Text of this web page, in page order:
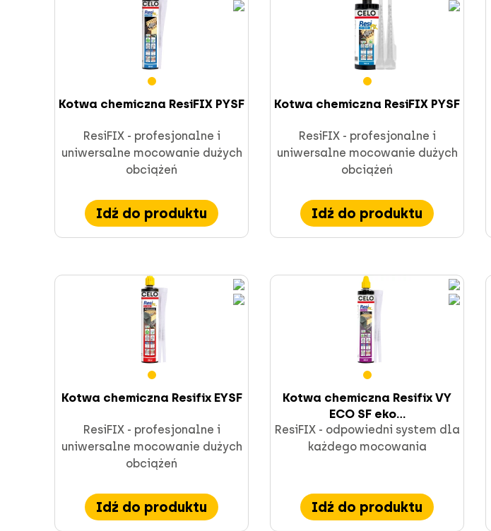
Śruby / wkręty
Mocowania i kotwy
Przestarzałe
Mocowanie bezpośrednie
FORCE ONE+
Kotwa chemiczna ResiFIX PYSF
ResiFIX - profesjonalne i
uniwersalne mocowanie dużych
obciążeń
Idź do produktu
Kotwa chemiczna ResiFIX PYSF
ResiFIX - profesjonalne i
uniwersalne mocowanie dużych
obciążeń
Idź do produktu
Kotwa chemiczna Resifix EYSF
ResiFIX - profesjonalne i
uniwersalne mocowanie dużych
obciążeń
Idź do produktu
Kotwa chemiczna Resifix VY
ECO SF eko...
ResiFIX - odpowiedni system dla
każdego mocowania
Idź do produktu